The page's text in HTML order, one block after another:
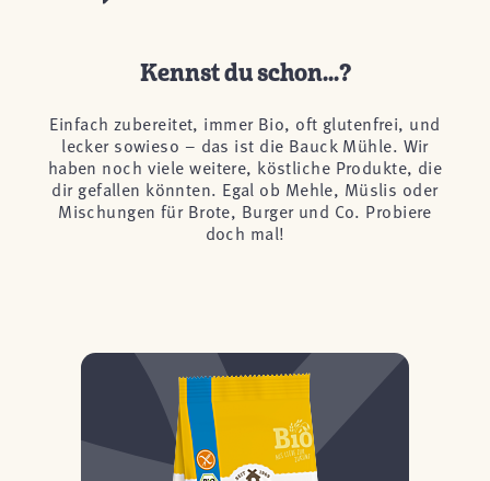
Kennst du schon...?
Einfach zubereitet, immer Bio, oft glutenfrei, und
lecker sowieso – das ist die Bauck Mühle. Wir
haben noch viele weitere, köstliche Produkte, die
dir gefallen könnten. Egal ob Mehle, Müslis oder
Mischungen für Brote, Burger und Co. Probiere
doch mal!